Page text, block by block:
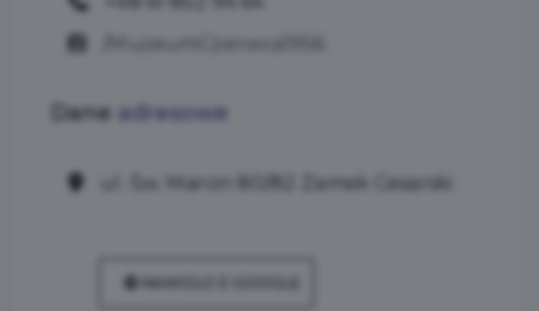
Dane adresowe
ul. Św. Marcin 80/82 Zamek Cesarski